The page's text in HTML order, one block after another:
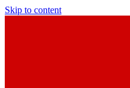
Skip to content